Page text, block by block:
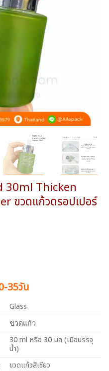
30ml Thicken
ขวดแก้วดรอปเปอร์
35วัน
Glass
ขวดแก้ว
30 ml หรือ 30 มล (เมือบรรจุ
น้ำ)
ขวดแก้วสีเชียว